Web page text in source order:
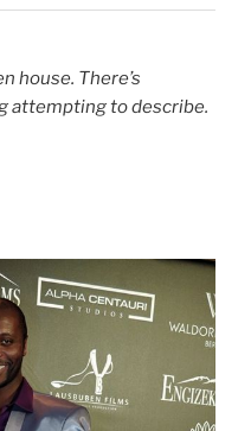
house. There’s
attempting to describe.